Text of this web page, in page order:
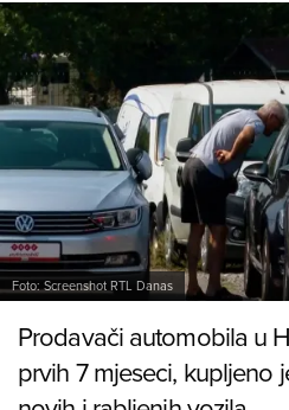
Foto: Screenshot RTL Danas
Prodavači automobila u
prvih 7 mjeseci, kupljeno